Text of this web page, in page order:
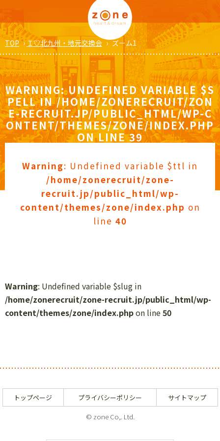
TOP › Ｉ♡北九州・地元交換会 › ズーム1
WARNING: UNDEFINED VARIABLE $S
PELL IN/HOME/ZONERECRUIT/ZON
E-RECRUIT.JP/PUBLIC_HTML/WP-C
ONTENT/THEMES/ZONE/INDEX.PHP
ON LINE39
Warning: Undefined variable $ttl in
/home/zonerecruit/zone-
recruit.jp/public_html/wp-
content/themes/zone/index.php on
line 40
Warning: Undefined variable $slug in
/home/zonerecruit/zone-recruit.jp/public_html/wp-
content/themes/zone/index.phpon line50
トップページ プライバシーポリシー サイトマップ
© zone Co,. Ltd.